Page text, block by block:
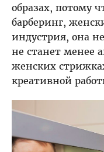
образах, потому
барберинг,
индустрия, она
не станет менее
женских
креативной